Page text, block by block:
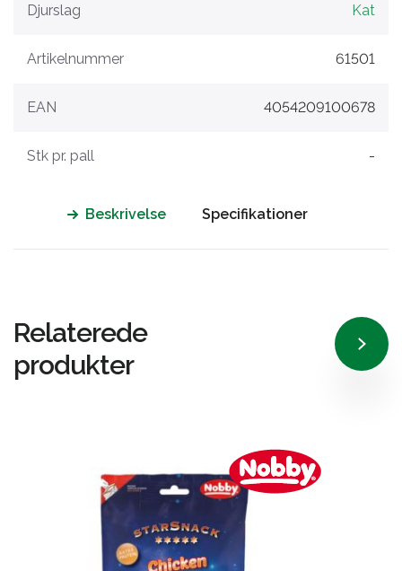
Djurslag Kat
Artikelnummer 61501
EAN 4054209100678
Stk pr. pall -
Beskrivelse Specifikationer
Relaterede
produkter